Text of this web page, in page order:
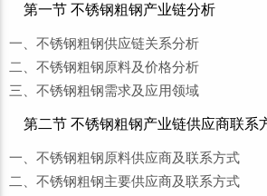
第一节 不锈钢粗钢产业链分析
一、不锈钢粗钢供应链关系分析
二、不锈钢粗钢原料及价格分析
三、不锈钢粗钢需求及应用领域
第二节 不锈钢粗钢产业链供应商联系
一、不锈钢粗钢原料供应商及联系方式
二、不锈钢粗钢主要供应商及联系方式